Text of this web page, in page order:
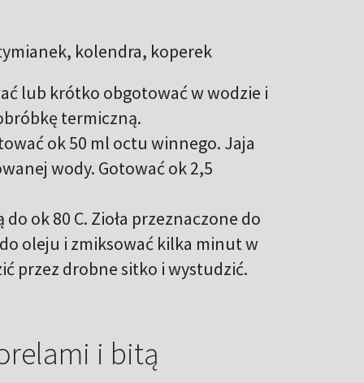
kolendra, koperek
lub krótko obgotować w wodzie i
termiczną.
ok 50 ml octu winnego. Jaja
wody. Gotować ok 2,5
ok 80 C. Zioła przeznaczone do
oleju i zmiksować kilka minut w
przez drobne sitko i wystudzić.
i bitą